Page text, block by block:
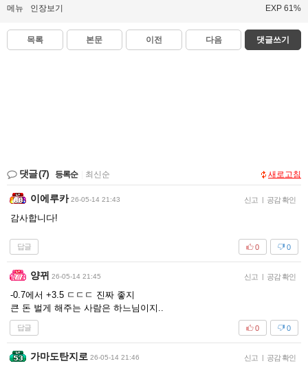
메뉴 인장보기 EXP 61%
목록 본문 이전 다음 댓글쓰기
댓글(7) 등록순 최신순 새로고침
이에루카 26-05-14 21:43 신고 | 공감 확인
감사합니다!
답글 0
0
양뀌 26-05-14 21:45 신고 | 공감 확인
-0.7에서 +3.5 ㄷㄷㄷ 진짜 좋지
큰 돈 벌게 해주는 사람은 하느님이지..
답글 0
0
가마도탄지로 26-05-14 21:46 신고 | 공감 확인